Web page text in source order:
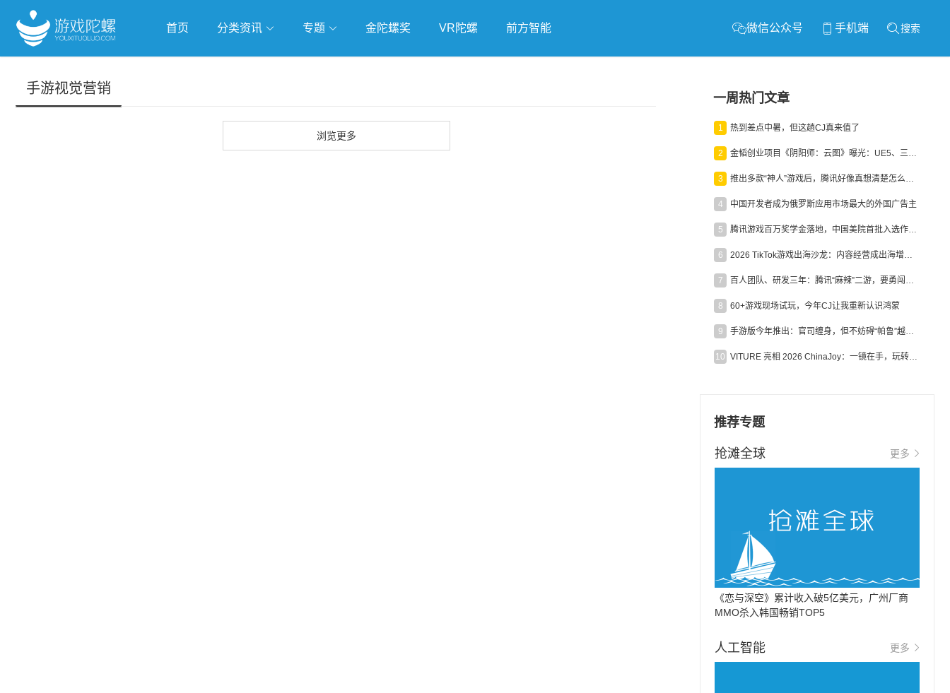
首页 分类资讯 专题 金陀螺奖 VR陀螺 前方智能 微信公众号 手机端 搜索
手游视觉营销
浏览更多
一周热门文章
1 热到差点中暑，但这趟CJ真来值了
2 金韬创业项目《阴阳师：云图》曝光：UE5、三端互通、ARPG
3 推出多款“神人”游戏后，腾讯好像真想清楚怎么做二次元了
4 中国开发者成为俄罗斯应用市场最大的外国广告主
5 腾讯游戏百万奖学金落地，中国美院首批入选作品获业内关注
6 2026 TikTok游戏出海沙龙：内容经营成出海增长新引擎
7 百人团队、研发三年：腾讯“麻辣”二游，要勇闯男性恋爱市场
8 60+游戏现场试玩，今年CJ让我重新认识鸿蒙
9 手游版今年推出：官司缠身，但不妨碍“帕鲁”越来越火
10 VITURE 亮相 2026 ChinaJoy：一镜在手，玩转全场！
推荐专题
抢滩全球 更多
《恋与深空》累计收入破5亿美元，广州厂商
MMO杀入韩国畅销TOP5
人工智能 更多